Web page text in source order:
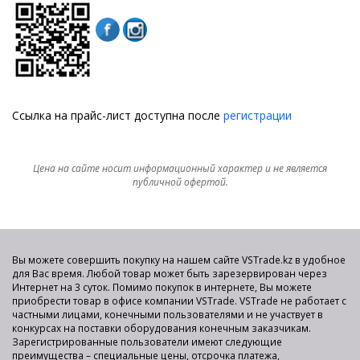
Ссылка на прайс-лист доступна после регистрации
Цена на сайте носит информационный характер и не является
публичной офертой.
Вы можете совершить покупку на нашем сайте VSTrade.kz в удобное
для Вас время. Любой товар может быть зарезервирован через
Интернет на 3 суток. Помимо покупок в интернете, Вы можете
приобрести товар в офисе компании VSTrade. VSTrade не работает с
частными лицами, конечными пользователями и не участвует в
конкурсах на поставки оборудования конечным заказчикам.
Зарегистрированные пользователи имеют следующие
преимущества – специальные цены, отсрочка платежа,